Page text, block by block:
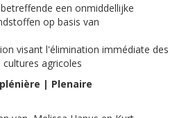
een onmiddellijke
op basis van
visant l'élimination immédiate des
agricoles
| Plenaire